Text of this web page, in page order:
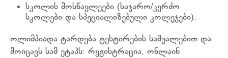
სკოლის მოსწავლეები (საჯარო/კერძო
სკოლები და სპეციალიზებული კოლეჯები).
ოლიმპიადა ტარდება ტესტირების საშუალებით და
მოიცავს სამ ეტაპს: რეგისტრაცია, ონლაინ